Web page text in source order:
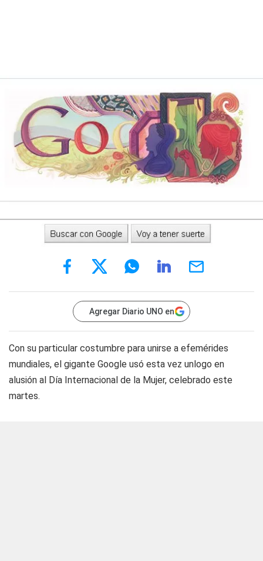
Agregar Diario UNO en
Con su particular costumbre para unirse a efemérides
mundiales, el gigante Google usó esta vez unlogo en
alusión al Día Internacional de la Mujer, celebrado este
martes.